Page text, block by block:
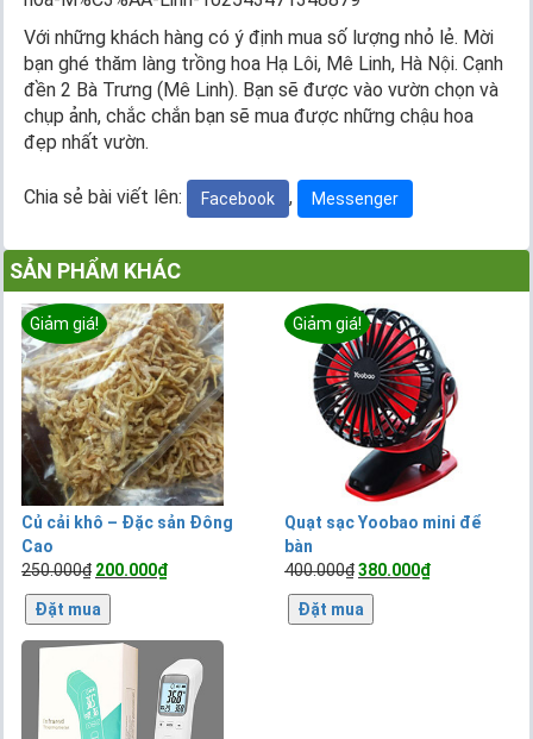
Với những khách hàng có ý định mua số lượng nhỏ lẻ. Mời
bạn ghé thăm làng trồng hoa Hạ Lôi, Mê Linh, Hà Nội. Cạnh
đền 2 Bà Trưng (Mê Linh). Bạn sẽ được vào vườn chọn và
chụp ảnh, chắc chắn bạn sẽ mua được những chậu hoa
đẹp nhất vườn.
Chia sẻ bài viết lên: Facebook , Messenger
SẢN PHẨM KHÁC
Giảm giá!
Củ cải khô – Đặc sản Đông
Cao
250.000₫ Giá
gốc
là:
250.000₫.
200.000₫Giá
là:
200.000₫.
Đặt mua
Giảm giá!
Quạt sạc Yoobao mini để
bàn
400.000₫Giá
gốc
là:
380.000₫Giá
Đặt mua